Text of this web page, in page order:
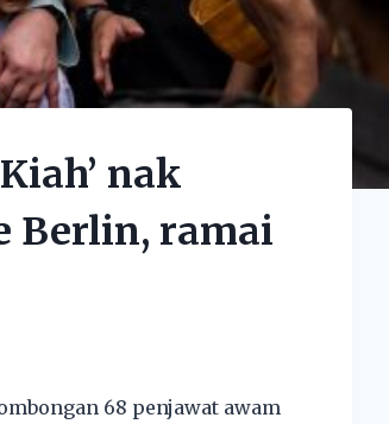
nak
Berlin, ramai
68 penjawat awam